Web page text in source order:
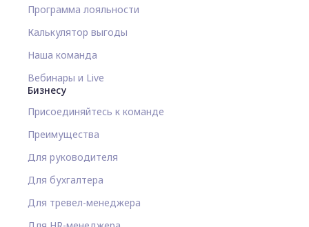
Программа лояльности
Калькулятор выгоды
Наша команда
Вебинары и Live
Бизнесу
Присоединяйтесь к команде
Преимущества
Для руководителя
Для бухгалтера
Для тревел-менеджера